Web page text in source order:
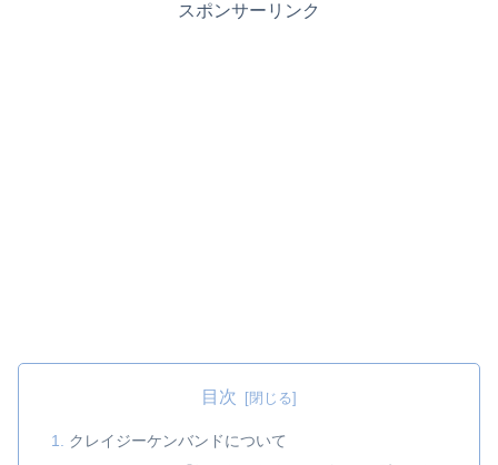
スポンサーリンク
目次
クレイジーケンバンドについて